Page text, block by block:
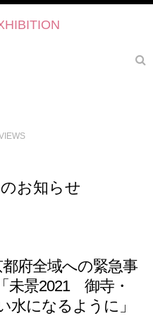
お知らせ
府全域への緊急事
未景2021 御寺・
になるように」